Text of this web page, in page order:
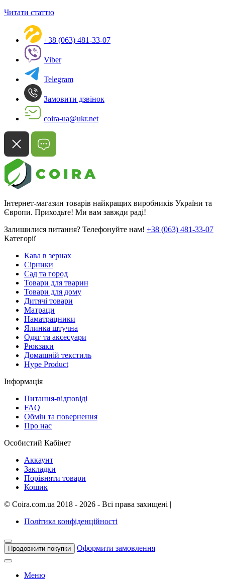
Читати статтю
+38 (063) 481-33-07
Viber
Telegram
Замовити дзвінок
coira-ua@ukr.net
Інтернет-магазин товарів найкращих виробників України та
Європи. Приходьте! Ми вам завжди раді!
Залишилися питання? Телефонуйте нам! +38 (063) 481-33-07
Категорії
Кава в зернах
Сірники
Сад та город
Товари для тварин
Товари для дому
Дитячі товари
Матраци
Наматрацники
Ялинка штучна
Одяг та аксесуари
Рюкзаки
Домашній текстиль
Hype Product
Інформація
Питання-відповіді
FAQ
Обмін та повернення
Про нас
Особистий Кабінет
Аккаунт
Закладки
Порівняти товари
Кошик
© Coira.com.ua 2018 - 2026 - Всі права захищені |
Політика конфіденційності
Продовжити покупки Оформити замовлення
Меню